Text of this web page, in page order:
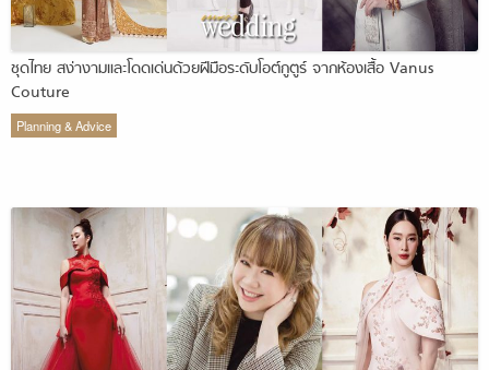
ชุดไทย สง่างามและโดดเด่นด้วยฝีมือระดับโอต์กูตูร์ จากห้องเสื้อ Vanus
Couture
Planning & Advice